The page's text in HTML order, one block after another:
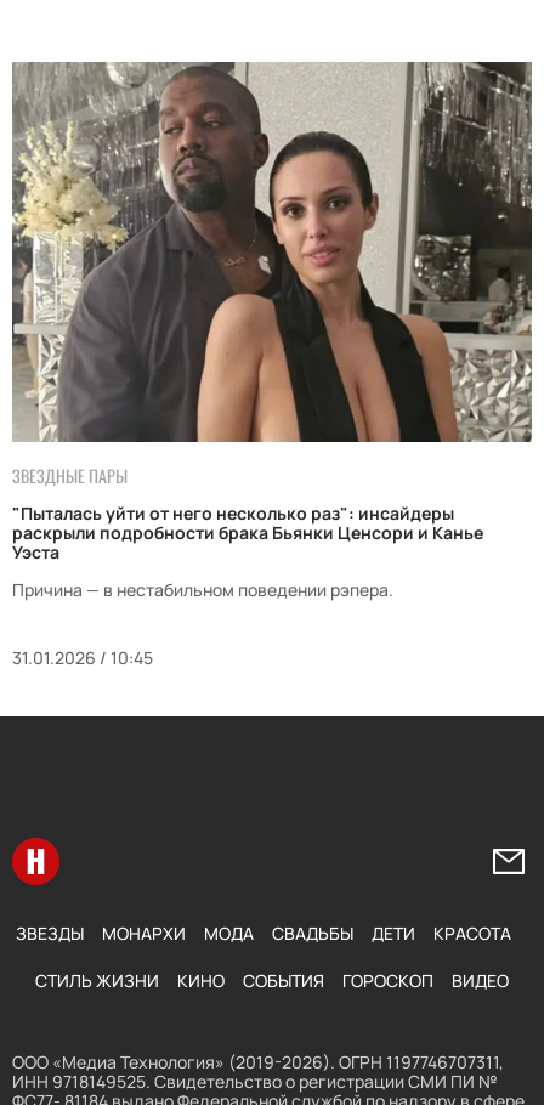
ЗВЕЗДНЫЕ ПАРЫ
"Пыталась уйти от него несколько раз": инсайдеры
раскрыли подробности брака Бьянки Ценсори и Канье
Уэста
Причина — в нестабильном поведении рэпера.
31.01.2026 / 10:45
Перейти на главную
ЗВЕЗДЫ МОНАРХИ МОДА СВАДЬБЫ ДЕТИ КРАСОТА
СТИЛЬ ЖИЗНИ КИНО СОБЫТИЯ ГОРОСКОП ВИДЕО
ООО «Медиа Технология» (2019-2026). ОГРН 1197746707311,
ИНН 9718149525. Свидетельство о регистрации СМИ ПИ №
ФС77- 81184 выдано Федеральной службой по надзору в сфере